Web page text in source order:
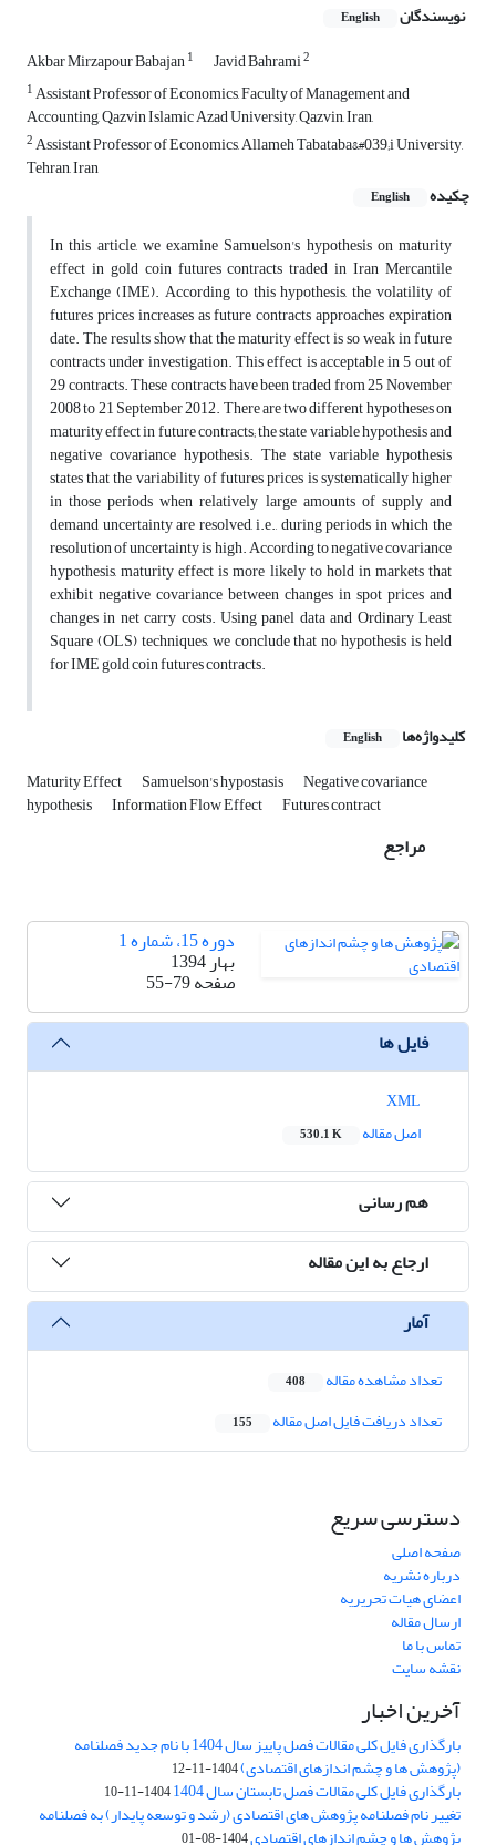
نویسندگان English
Akbar Mirzapour Babajan1 Javid Bahrami2
1Assistant Professor of Economics, Faculty of Management and
Accounting, Qazvin Islamic Azad University, Qazvin, Iran,
2Assistant Professor of Economics, Allameh Tabataba&#039;i University,
Tehran, Iran
چکیده
English
In this article, we examine Samuelson's hypothesis on maturity
effect in gold coin futures contracts traded in Iran Mercantile
Exchange (IME). According to this hypothesis, the volatility of
futures prices increases as future contracts approaches expiration
date. The results show that the maturity effect is so weak in future
contracts under investigation. This effect is acceptable in 5 out of
29 contracts. These contracts have been traded from 25 November
2008 to 21 September 2012. There are two different hypotheses on
maturity effect in future contracts; the state variable hypothesis and
negative covariance hypothesis. The state variable hypothesis
states that the variability of futures prices is systematically higher
in those periods when relatively large amounts of supply and
demand uncertainty are resolved, i.e., during periods in which the
resolution of uncertainty is high. According to negative covariance
hypothesis, maturity effect is more likely to hold in markets that
exhibit negative covariance between changes in spot prices and
changes in net carry costs. Using panel data and Ordinary Least
Square (OLS) techniques, we conclude that no hypothesis is held
for IME gold coin futures contracts.
کلیدواژه‌ها English
Maturity Effect Samuelson's hypostasis Negative covariance
hypothesis Information Flow Effect Futures contract
مراجع
دوره 15، شماره 1
بهار 1394
صفحه55-79
فایل ها
اصل مقاله
530.1 K
هم رسانی
ارجاع به این مقاله
آمار
تعداد مشاهده مقاله 408
تعداد دریافت فایل اصل مقاله 155
دسترسی سریع
صفحه اصلی
درباره نشریه
اعضای هیات تحریریه
ارسال مقاله
تماس با ما
نقشه سایت
آخرین اخبار
بارگذاری فایل کلی مقالات فصل پاییز سال 1404 با نام جدید فصلنامه
(پژوهش ها و چشم اندازهای اقتصادی)1404-11-12
بارگذاری فایل کلی مقالات فصل تابستان سال 1404 1404-11-10
تغییر نام فصلنامه پژوهش های اقتصادی (رشد و توسعه پایدار) به فصلنامه
پژوهش ها و چشم اندازهای اقتصادی1404-08-01